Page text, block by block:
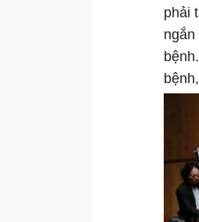
phải